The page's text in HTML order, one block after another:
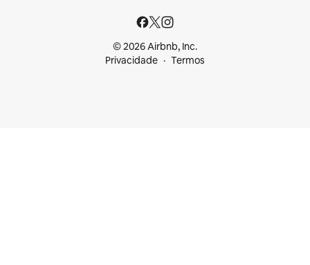
© 2026 Airbnb, Inc.
Privacidade
Termos